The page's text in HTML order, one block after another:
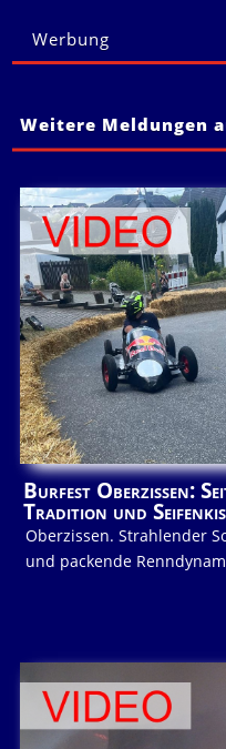
Werbung
Weitere Meldungen
Burfest Oberzissen:
Tradition und
Oberzissen. Strahlender
und packende